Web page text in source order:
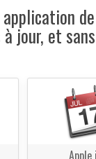
jour, et
Apple